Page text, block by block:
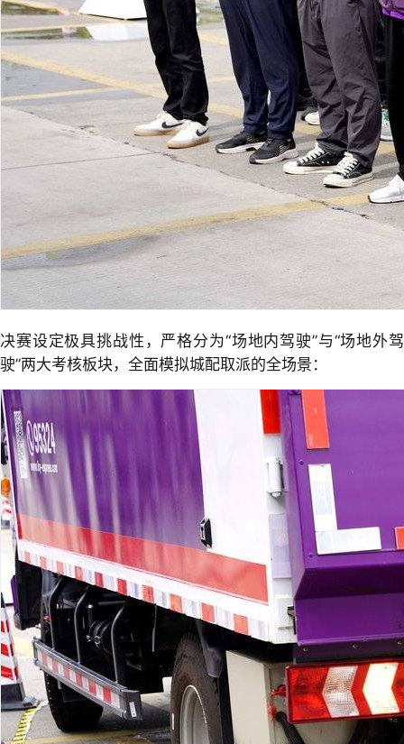
决赛设定极具挑战性，严格分为“场地内驾驶”与“场地外驾
驶”两大考核板块，全面模拟城配取派的全场景：